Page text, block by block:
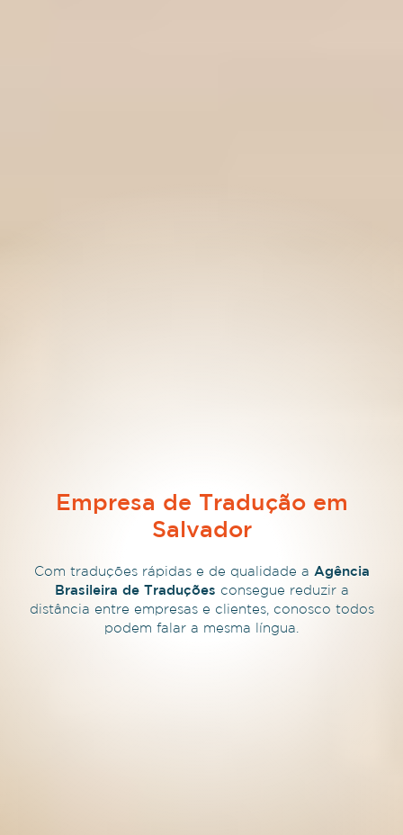
Empresa de Tradução em
Salvador
Com traduções rápidas e de qualidade a Agência
Brasileira de Traduções consegue reduzir a
distância entre empresas e clientes, conosco todos
podem falar a mesma língua.